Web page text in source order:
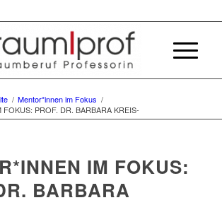
/ Mentor*innen im Fokus /
PROF. DR. BARBARA KREIS-
IM FOKUS:
BARBARA